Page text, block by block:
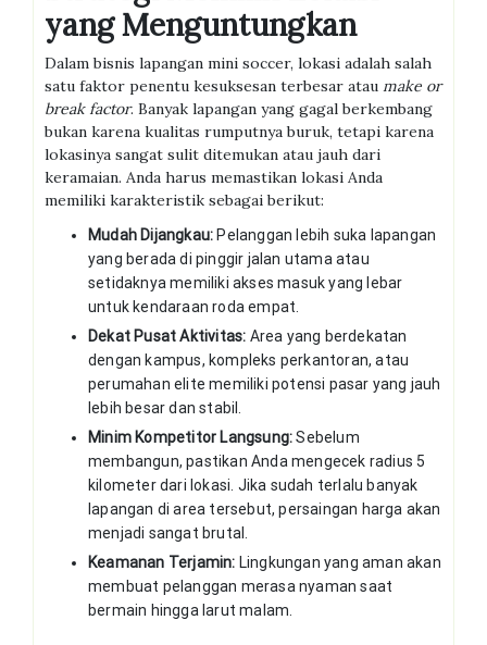
yang Menguntungkan
Dalam bisnis lapangan mini soccer, lokasi adalah salah
satu faktor penentu kesuksesan terbesar atau make or
break factor. Banyak lapangan yang gagal berkembang
bukan karena kualitas rumputnya buruk, tetapi karena
lokasinya sangat sulit ditemukan atau jauh dari
keramaian. Anda harus memastikan lokasi Anda
memiliki karakteristik sebagai berikut:
Mudah Dijangkau: Pelanggan lebih suka lapangan
yang berada di pinggir jalan utama atau
setidaknya memiliki akses masuk yang lebar
untuk kendaraan roda empat.
Dekat Pusat Aktivitas: Area yang berdekatan
dengan kampus, kompleks perkantoran, atau
perumahan elite memiliki potensi pasar yang jauh
lebih besar dan stabil.
Minim Kompetitor Langsung:Sebelum
membangun, pastikan Anda mengecek radius 5
kilometer dari lokasi. Jika sudah terlalu banyak
lapangan di area tersebut, persaingan harga akan
menjadi sangat brutal.
Keamanan Terjamin: Lingkungan yang aman akan
membuat pelanggan merasa nyaman saat
bermain hingga larut malam.